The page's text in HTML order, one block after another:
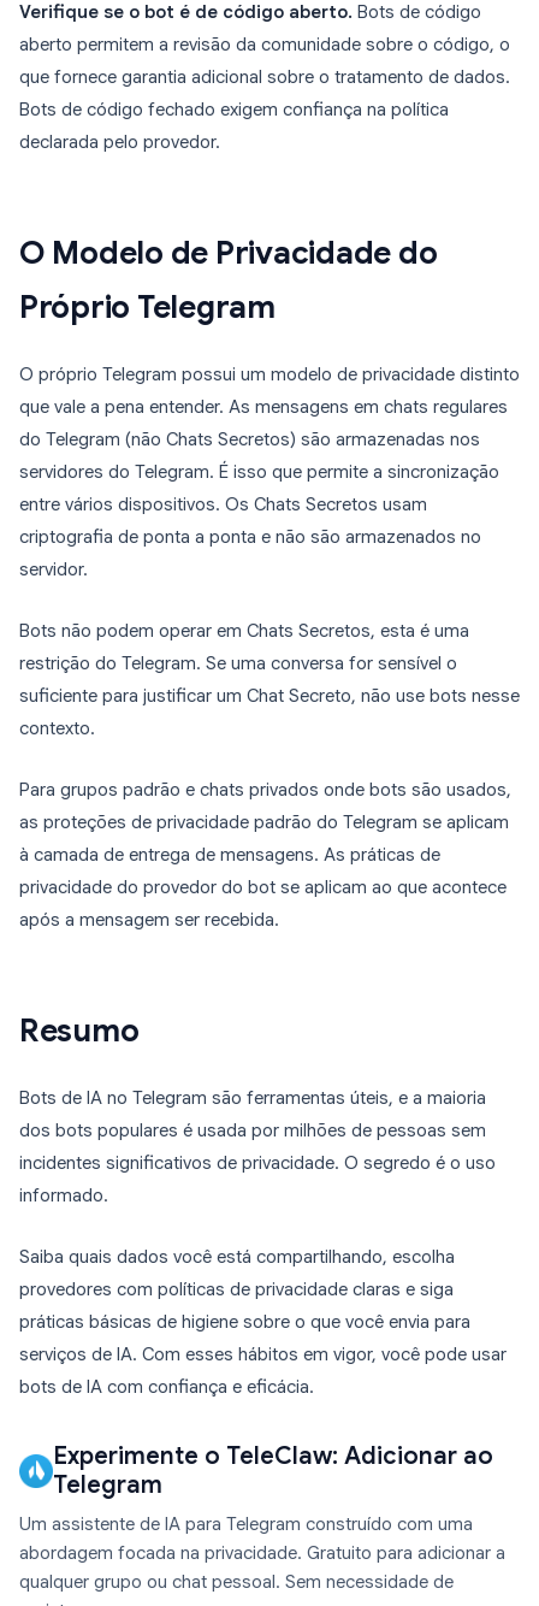
Verifique se o bot é de código aberto. Bots de código
aberto permitem a revisão da comunidade sobre o código, o
que fornece garantia adicional sobre o tratamento de dados.
Bots de código fechado exigem confiança na política
declarada pelo provedor.
O Modelo de Privacidade do
Próprio Telegram
O próprio Telegram possui um modelo de privacidade distinto
que vale a pena entender. As mensagens em chats regulares
do Telegram (não Chats Secretos) são armazenadas nos
servidores do Telegram. É isso que permite a sincronização
entre vários dispositivos. Os Chats Secretos usam
criptografia de ponta a ponta e não são armazenados no
servidor.
Bots não podem operar em Chats Secretos, esta é uma
restrição do Telegram. Se uma conversa for sensível o
suficiente para justificar um Chat Secreto, não use bots nesse
contexto.
Para grupos padrão e chats privados onde bots são usados,
as proteções de privacidade padrão do Telegram se aplicam
à camada de entrega de mensagens. As práticas de
privacidade do provedor do bot se aplicam ao que acontece
após a mensagem ser recebida.
Resumo
Bots de IA no Telegram são ferramentas úteis, e a maioria
dos bots populares é usada por milhões de pessoas sem
incidentes significativos de privacidade. O segredo é o uso
informado.
Saiba quais dados você está compartilhando, escolha
provedores com políticas de privacidade claras e siga
práticas básicas de higiene sobre o que você envia para
serviços de IA. Com esses hábitos em vigor, você pode usar
bots de IA com confiança e eficácia.
Experimente o TeleClaw: Adicionar ao
Telegram
Um assistente de IA para Telegram construído com uma
abordagem focada na privacidade. Gratuito para adicionar a
qualquer grupo ou chat pessoal. Sem necessidade de